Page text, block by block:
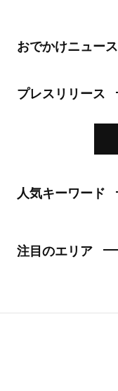
おでかけニュース
プレスリリース
人気キーワード
注目のエリア